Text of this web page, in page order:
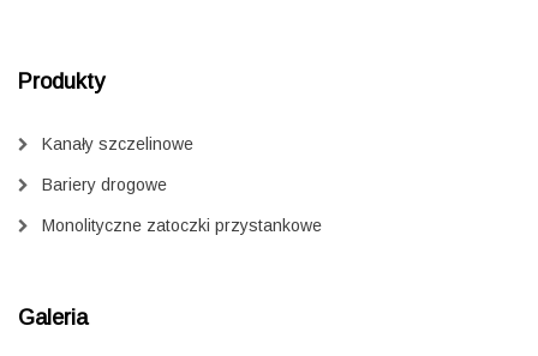
Produkty
Kanały szczelinowe
Bariery drogowe
Monolityczne zatoczki przystankowe
Galeria